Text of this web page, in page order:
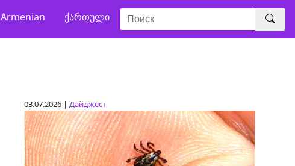
Armenian ქართული
03.07.2026 | Дайджест